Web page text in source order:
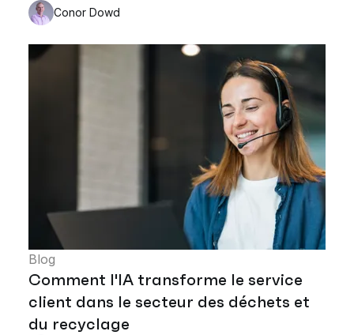
Conor Dowd
Blog
Comment l'IA transforme le service
client dans le secteur des déchets et
du recyclage